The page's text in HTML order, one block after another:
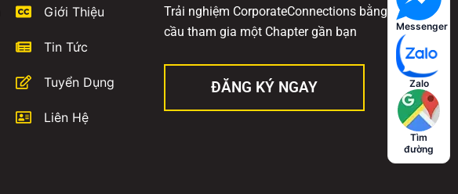
Giới Thiệu
Tin Tức
Tuyển Dụng
Liên Hệ
Trải nghiệm CorporateConnections bằng cách yêu
cầu tham gia một Chapter gần bạn
ĐĂNG KÝ NGAY
Messenger
Zalo
Tìm
đường